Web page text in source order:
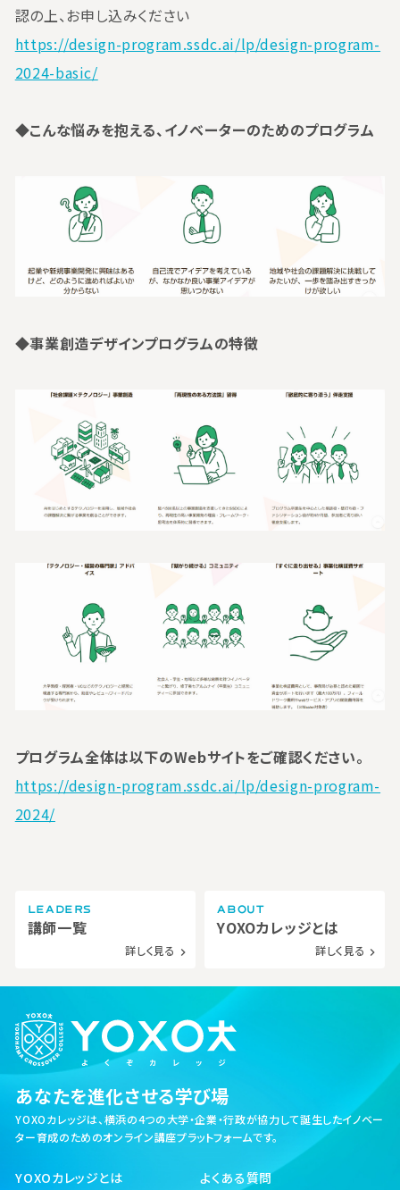
認の上、お申し込みください
https://design-program.ssdc.ai/lp/design-program-
2024-basic/
◆こんな悩みを抱える、イノベーターのためのプログラム
◆事業創造デザインプログラムの特徴
プログラム全体は以下のWebサイトをご確認ください。
https://design-program.ssdc.ai/lp/design-program-
2024/
LEADERS
講師一覧
詳しく見る navigate_next
ABOUT
YOXOカレッジとは
詳しく見る navigate_next
あなたを進化させる学び場
YOXOカレッジは、横浜の4つの大学・企業・行政が協力して誕生したイノベー
ター育成のためのオンライン講座プラットフォームです。
YOXOカレッジとは よくある質問